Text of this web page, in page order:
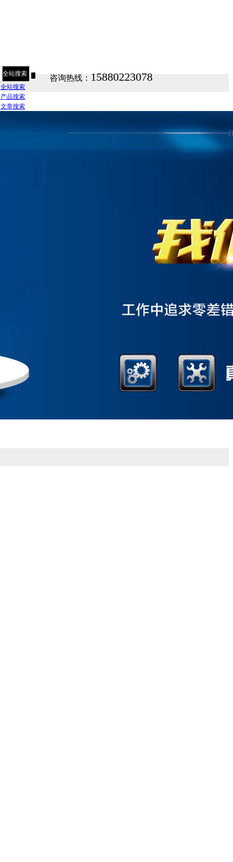
咨询热线： 15880223078
全站搜索
全站搜索
产品搜索
文章搜索